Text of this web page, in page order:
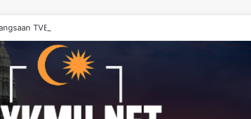
TVET, Perkukuh Kerjasama Pendidikan Dengan Australia